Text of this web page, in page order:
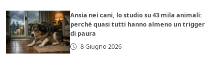
Ansia nei cani, lo studio su 43 mila animali:
perché quasi tutti hanno almeno un trigger
di paura
8 Giugno 2026